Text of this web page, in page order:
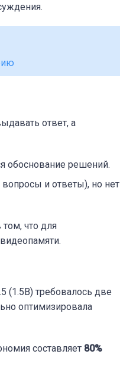
ответ, а
обоснование решений.
и ответы), но нет
что для
(1.5B) требовалось две
оптимизировала
составляет 80%